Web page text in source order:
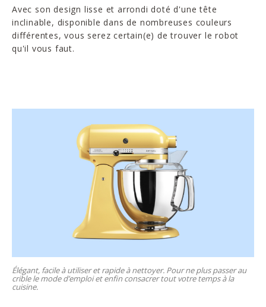
Avec son design lisse et arrondi doté d'une tête
inclinable, disponible dans de nombreuses couleurs
différentes, vous serez certain(e) de trouver le robot
qu'il vous faut.
Élégant, facile à utiliser et rapide à nettoyer. Pour ne plus passer au
crible le mode d’emploi et enfin consacrer tout votre temps à la
cuisine.